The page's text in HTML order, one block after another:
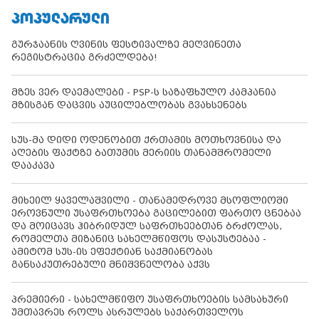
ᲞᲝᲞᲣᲚᲐᲠᲣᲚᲘ
გურჯაანის ღვინის ფესტივალზე მეღვინეთა
რეგისტრაცია გრძელდება!
მზეს ვერ დაემალები - PSP-ს საზაფხულო კამპანია
მზისგან დაცვის აუცილებლობას გვახსენებს
სუს-მა დიდი ოდენობით ქრთამის მოთხოვნისა და
აღების ფაქტზე ბათუმის მერიის თანამშრომელი
დააკავა
მიხეილ ყაველაშვილი - თანამედროვე მსოფლიოში
ეროვნული უსაფრთხოება გაცილებით ფართო ცნებაა
და მოიცავს ჰიბრიდულ საფრთხეებთან ბრძოლას,
რომელთა მიზანიც სახელმწიფოს დასუსტებაა -
ამიტომ სუს-ის ეფექტიან საქმიანობას
განსაკუთრებული მნიშვნელობა აქვს
პრემიერი - სახელმწიფო უსაფრთხოების სამსახური
უმთავრეს როლს ასრულებს საქართველოს